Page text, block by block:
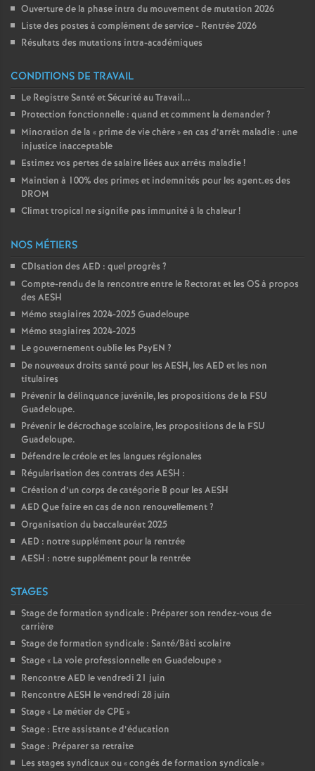
Ouverture de la phase intra du mouvement de mutation 2026
Liste des postes à complément de service - Rentrée 2026
Résultats des mutations intra-académiques
CONDITIONS DE TRAVAIL
Le Registre Santé et Sécurité au Travail...
Protection fonctionnelle : quand et comment la demander?
Minoration de la « prime de vie chère» en cas d’arrêt maladie : une
injustice inacceptable
Estimez vos pertes de salaire liées aux arrêts maladie!
Maintien à 100% des primes et indemnités pour les agent.es des
DROM
Climat tropical ne signifie pas immunité à la chaleur!
NOS MÉTIERS
CDIsation des AED : quel progrès ?
Compte-rendu de la rencontre entre le Rectorat et les OS à propos
des AESH
Mémo stagiaires 2024-2025 Guadeloupe
Mémo stagiaires 2024-2025
Le gouvernement oublie les PsyEN ?
De nouveaux droits santé pour les AESH, les AED et les non
titulaires
Prévenir la délinquance juvénile, les propositions de la FSU
Guadeloupe.
Prévenir le décrochage scolaire, les propositions de la FSU
Guadeloupe.
Défendre le créole et les langues régionales
Régularisation des contrats des AESH :
Création d’un corps de catégorie B pour les AESH
AED Que faire en cas de non renouvellement?
Organisation du baccalauréat 2025
AED : notre supplément pour la rentrée
AESH : notre supplément pour la rentrée
STAGES
Stage de formation syndicale : Préparer son rendez-vous de
carrière
Stage de formation syndicale : Santé/Bâti scolaire
Stage « La voie professionnelle en Guadeloupe»
Rencontre AED le vendredi 21 juin
Rencontre AESH le vendredi 28 juin
Stage « Le métier de CPE »
Stage : Etre assistant·e d’éducation
Stage : Préparer sa retraite
Les stages syndicaux ou «congés de formation syndicale»